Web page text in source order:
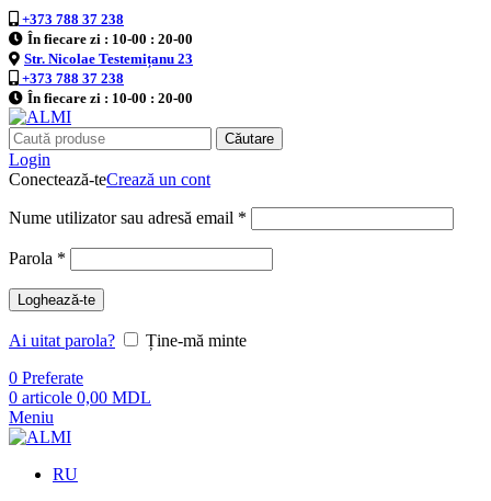
+373 788 37 238
În fiecare zi : 10-00 : 20-00
Str. Nicolae Testemițanu 23
+373 788 37 238
În fiecare zi : 10-00 : 20-00
Căutare
Login
Conectează-teCrează un cont
Nume utilizator sau adresă email *
Parola *
Loghează-te
Ai uitat parola?
Ține-mă minte
0 Preferate
0 articole 0,00 MDL
Meniu
RU